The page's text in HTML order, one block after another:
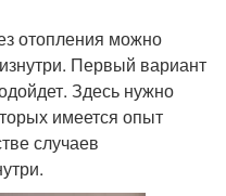
отопления можно
Первый вариант
Здесь нужно
имеется опыт
случаев